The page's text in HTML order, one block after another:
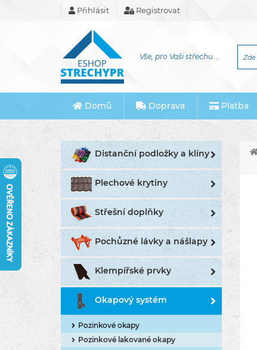
Přihlásit Registrovat
Vše, pro Vaši střechu ...
Domů Doprava Platba
Distanční podložky a klíny
Plechové krytiny
Střešní doplňky
Pochůzné lávky a nášlapy
Klempířské prvky
Okapový systém
Pozinkové okapy
Pozinkové lakované okapy